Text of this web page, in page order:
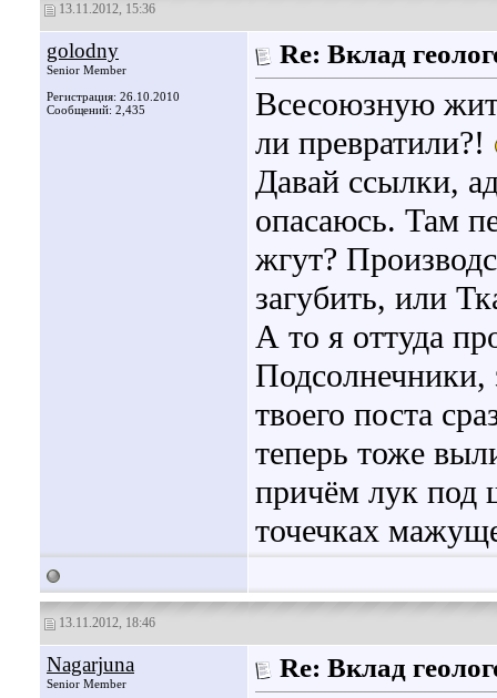
13.11.2012, 15:36
golodny
Senior Member
Регистрация: 26.10.2010
Сообщений: 2,435
Re: Вклад
Всесоюзную
ли превратили?!
Давай ссылки,
опасаюсь. Там
жгут?
загубить, или
А то я оттуда
Подсолнечники,
твоего поста
теперь тоже
причём лук под
точечках
13.11.2012, 18:46
Nagarjuna
Senior Member
Re: Вклад